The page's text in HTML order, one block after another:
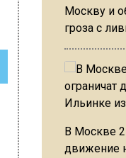
Москву и
гроза с
В Москве 2
движение